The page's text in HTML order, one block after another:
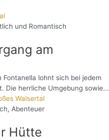
und Romantisch
am
Fontanella lohnt sich bei jedem
Die herrliche Umgebung sowie...
Walsertal
, Abenteuer
Hütte